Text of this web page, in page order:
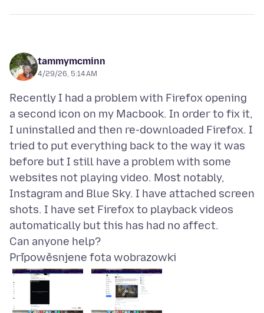
tammymcminn
4/29/26, 5:14 AM
Recently I had a problem with Firefox opening
a second icon on my Macbook. In order to fix it,
I uninstalled and then re-downloaded Firefox. I
tried to put everything back to the way it was
before but I still have a problem with some
websites not playing video. Most notably,
Instagram and Blue Sky. I have attached screen
shots. I have set Firefox to playback videos
automatically but this has had no affect.
Připowěsnjene fota wobrazowki